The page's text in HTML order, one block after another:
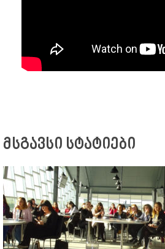
მსგავსი სტატიები